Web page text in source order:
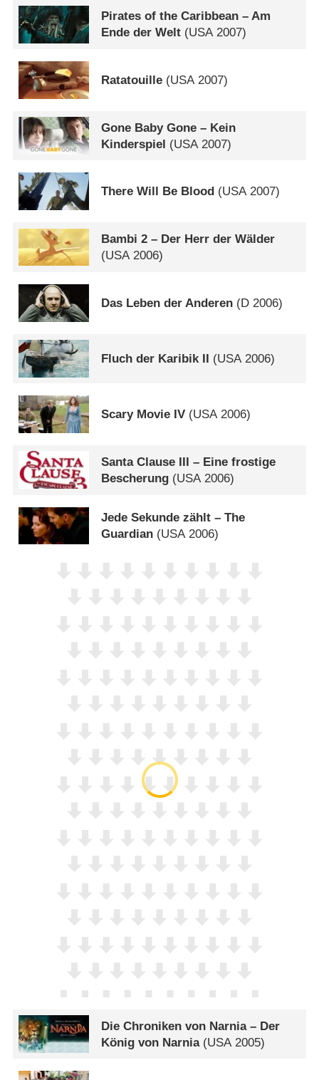
Pirates of the Caribbean – Am
Ende der Welt (USA2007)
Ratatouille (USA2007)
Gone Baby Gone – Kein
Kinderspiel (USA 2007)
There Will Be Blood (USA2007)
Bambi 2 – Der Herr der Wälder
(USA2006)
Das Leben der Anderen (D 2006)
Fluch der Karibik II (USA2006)
Scary Movie IV (USA2006)
Santa Clause III – Eine frostige
Bescherung (USA 2006)
Jede Sekunde zählt – The
Guardian (USA2006)
Die Chroniken von Narnia – Der
König von Narnia(USA 2005)